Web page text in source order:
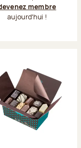
membre
aujourd'hui !